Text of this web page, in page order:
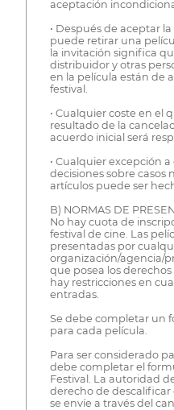
aceptación
• Después de aceptar
puede retirar una
la invitación significa
distribuidor y otras
en la película están de
festival.
• Cualquier coste en el
resultado de la
acuerdo inicial será
• Cualquier excepción
decisiones sobre casos
artículos puede ser
B) NORMAS DE
No hay cuota de
festival de cine. Las
presentadas por
organización/agencia/
que posea los
hay restricciones en
entradas.
Se debe completar un
para cada película.
Para ser considerado
debe completar el
Festival. La autoridad
derecho de
se envíe a través del